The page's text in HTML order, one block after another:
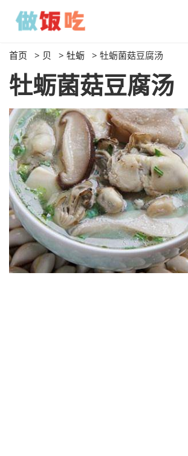
首页 > 贝 > 牡蛎 > 牡蛎菌菇豆腐汤
牡蛎菌菇豆腐汤